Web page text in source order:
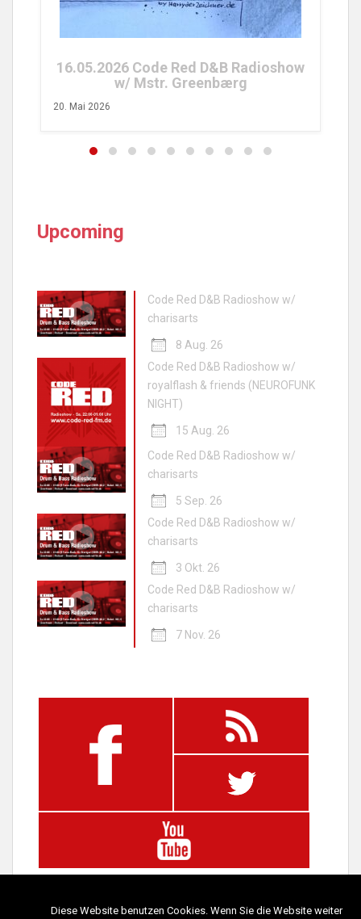
26. April 2026
Upcoming
Code Red D&B Radioshow w/
charisarts
8 Aug. 26
Code Red D&B Radioshow w/
royalflash & friends (NEUROFUNK
NIGHT)
15 Aug. 26
Code Red D&B Radioshow w/
charisarts
5 Sep. 26
Code Red D&B Radioshow w/
charisarts
3 Okt. 26
Code Red D&B Radioshow w/
charisarts
7 Nov. 26
Diese Website benutzen Cookies. Wenn Sie die Website weiter